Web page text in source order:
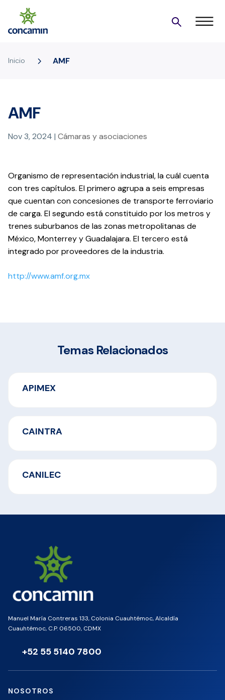
Inicio 5 AMF
AMF
Nov 3, 2024 | Cámaras y asociaciones
Organismo de representación industrial, la cuál cuenta
con tres capítulos. El primero agrupa a seis empresas
que cuentan con concesiones de transporte ferroviario
de carga. El segundo está constituido por los metros y
trenes suburbanos de las zonas metropolitanas de
México, Monterrey y Guadalajara. El tercero está
integrado por proveedores de la industria.
http://www.amf.org.mx
Temas Relacionados
APIMEX
CAINTRA
CANILEC
Manuel María Contreras 133, Colonia Cuauhtémoc, Alcaldía
Cuauhtémoc, C.P. 06500, CDMX
+52 55 5140 7800
NOSOTROS